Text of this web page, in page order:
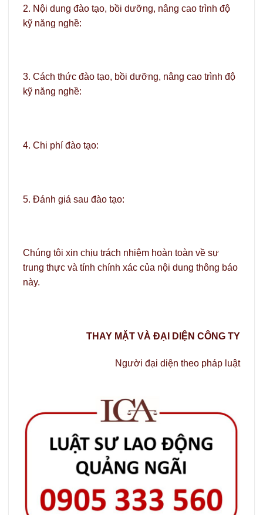
2. Nội dung đào tạo, bồi dưỡng, nâng cao trình độ
kỹ năng nghề:
3. Cách thức đào tạo, bồi dưỡng, nâng cao trình độ
kỹ năng nghề:
4. Chi phí đào tạo:
5. Đánh giá sau đào tạo:
Chúng tôi xin chịu trách nhiệm hoàn toàn về sự
trung thực và tính chính xác của nội dung thông báo
này.
THAY MẶT VÀ ĐẠI DIỆN CÔNG TY
Người đại diện theo pháp luật